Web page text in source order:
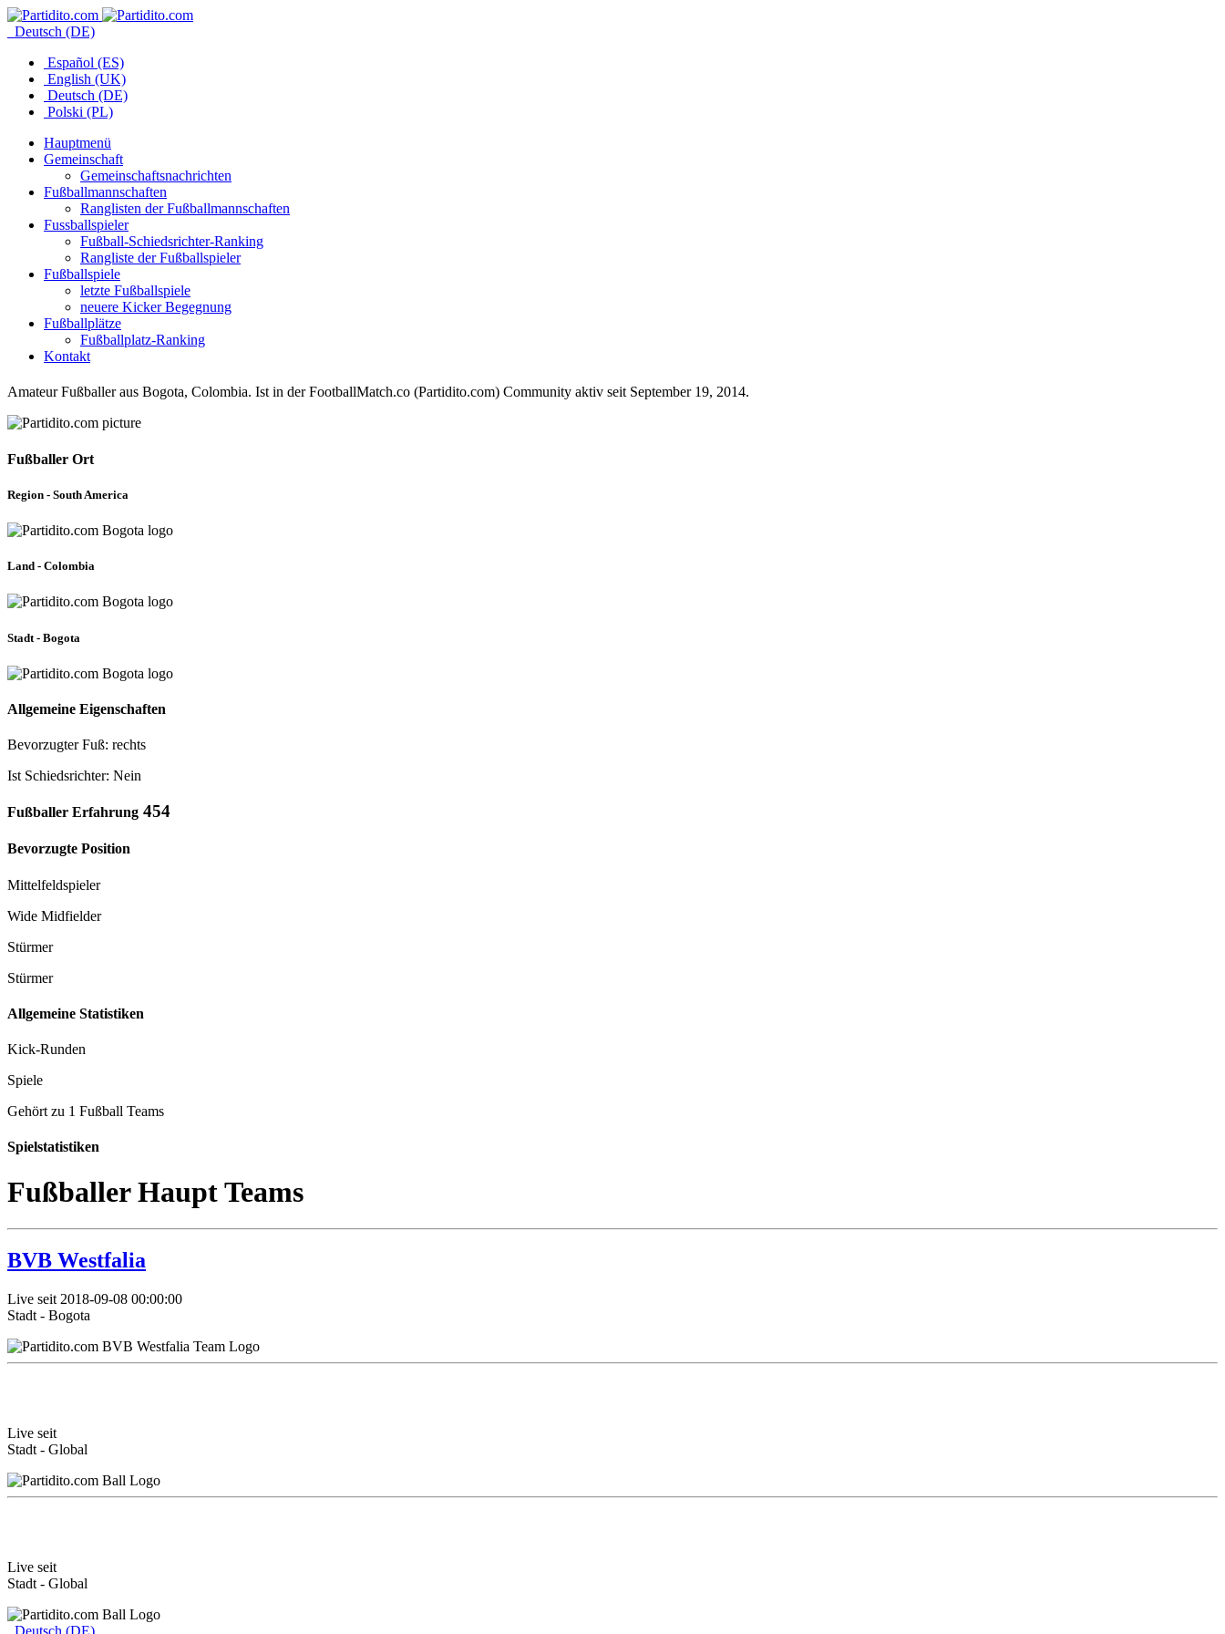
Deutsch (DE)
Español (ES)
English (UK)
Deutsch (DE)
Polski (PL)
Hauptmenü
Gemeinschaft
Gemeinschaftsnachrichten
Fußballmannschaften
Ranglisten der Fußballmannschaften
Fussballspieler
Fußball-Schiedsrichter-Ranking
Rangliste der Fußballspieler
Fußballspiele
letzte Fußballspiele
neuere Kicker Begegnung
Fußballplätze
Fußballplatz-Ranking
Kontakt
Amateur Fußballer aus Bogota, Colombia. Ist in der FootballMatch.co (Partidito.com) Community aktiv seit September 19, 2014.
Fußballer Ort
Region - South America
Land - Colombia
Stadt - Bogota
Allgemeine Eigenschaften
Bevorzugter Fuß: rechts
Ist Schiedsrichter: Nein
Fußballer Erfahrung 454
Bevorzugte Position
Mittelfeldspieler
Wide Midfielder
Stürmer
Stürmer
Allgemeine Statistiken
Kick-Runden
Spiele
Gehört zu 1 Fußball Teams
Spielstatistiken
Fußballer Haupt Teams
BVB Westfalia
Live seit 2018-09-08 00:00:00
Stadt - Bogota
Live seit
Stadt - Global
Live seit
Stadt - Global
Deutsch (DE)